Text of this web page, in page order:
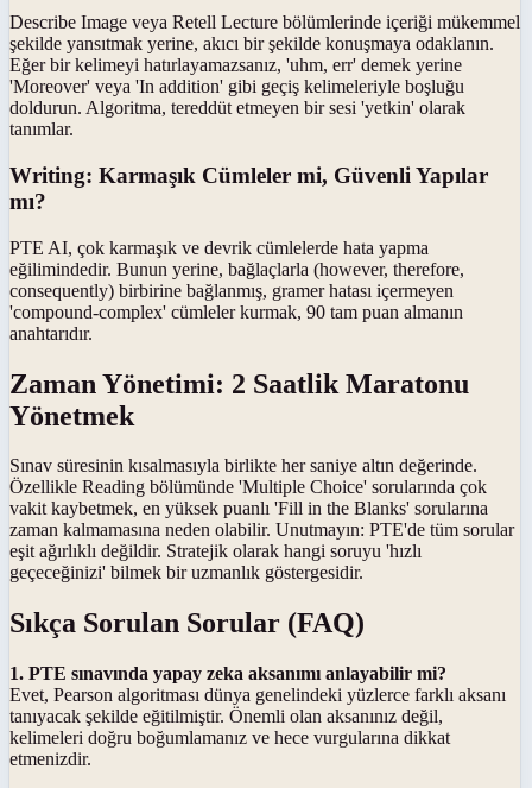
Describe Image veya Retell Lecture bölümlerinde içeriği mükemmel
şekilde yansıtmak yerine, akıcı bir şekilde konuşmaya odaklanın.
Eğer bir kelimeyi hatırlayamazsanız, 'uhm, err' demek yerine
'Moreover' veya 'In addition' gibi geçiş kelimeleriyle boşluğu
doldurun. Algoritma, tereddüt etmeyen bir sesi 'yetkin' olarak
tanımlar.
Writing: Karmaşık Cümleler mi, Güvenli Yapılar
mı?
PTE AI, çok karmaşık ve devrik cümlelerde hata yapma
eğilimindedir. Bunun yerine, bağlaçlarla (however, therefore,
consequently) birbirine bağlanmış, gramer hatası içermeyen
'compound-complex' cümleler kurmak, 90 tam puan almanın
anahtarıdır.
Zaman Yönetimi: 2 Saatlik Maratonu
Yönetmek
Sınav süresinin kısalmasıyla birlikte her saniye altın değerinde.
Özellikle Reading bölümünde 'Multiple Choice' sorularında çok
vakit kaybetmek, en yüksek puanlı 'Fill in the Blanks' sorularına
zaman kalmamasına neden olabilir. Unutmayın: PTE'de tüm sorular
eşit ağırlıklı değildir. Stratejik olarak hangi soruyu 'hızlı
geçeceğinizi' bilmek bir uzmanlık göstergesidir.
Sıkça Sorulan Sorular (FAQ)
1. PTE sınavında yapay zeka aksanımı anlayabilir mi?
Evet, Pearson algoritması dünya genelindeki yüzlerce farklı aksanı
tanıyacak şekilde eğitilmiştir. Önemli olan aksanınız değil,
kelimeleri doğru boğumlamanız ve hece vurgularına dikkat
etmenizdir.